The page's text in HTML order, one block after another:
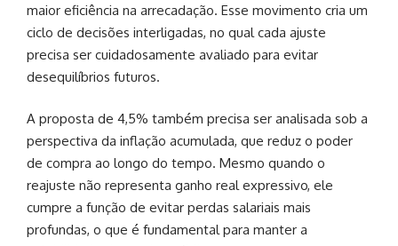
maior eficiência na arrecadação. Esse movimento cria um
ciclo de decisões interligadas, no qual cada ajuste
precisa ser cuidadosamente avaliado para evitar
desequilíbrios futuros.
A proposta de 4,5% também precisa ser analisada sob a
perspectiva da inflação acumulada, que reduz o poder
de compra ao longo do tempo. Mesmo quando o
reajuste não representa ganho real expressivo, ele
cumpre a função de evitar perdas salariais mais
profundas, o que é fundamental para manter a